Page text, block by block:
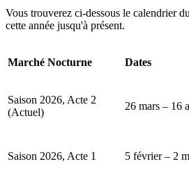
Vous trouverez ci-dessous le calendrier
cette année jusqu'à présent.
Marché Nocturne Dates
Saison 2026, Acte 2
(Actuel)
26 mars – 16
Saison 2026, Acte 1 5 février – 2